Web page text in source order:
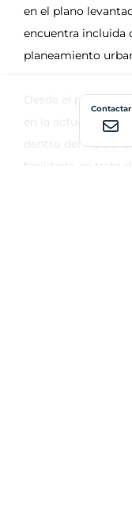
Contactar